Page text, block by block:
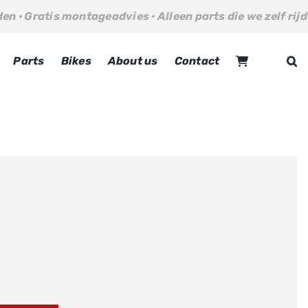
· Alleen parts die we zelf rijden ·
Parts Bikes About us Contact